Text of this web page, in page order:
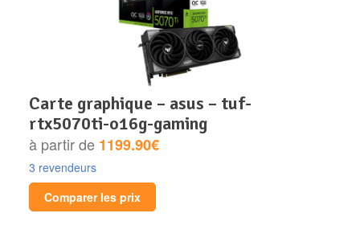
carte graphique – asus – tuf-
rtx5070ti-o16g-gaming
à partir de 1199.90€
3 revendeurs
Comparer les prix